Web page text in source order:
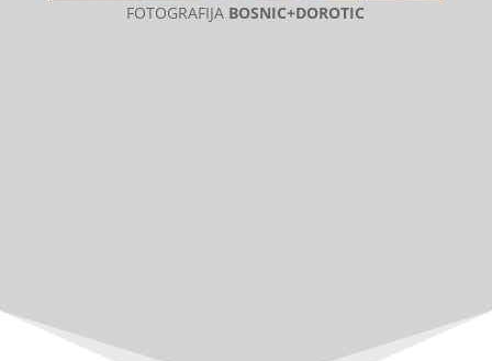
FOTOGRAFIJA BOSNIC+DOROTIC